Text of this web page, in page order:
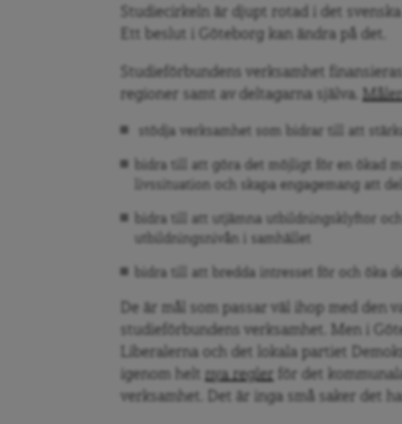
Studiecirkeln är djupt rotad i det svenska
Ett beslut i Göteborg kan ändra på det.
Studieförbundens verksamhet
regioner samt av deltagarna själva. M
stödja verksamhet som bidrar till att
bidra till att göra det möjligt för en ökad
livssituation och skapa engagemang att
bidra till att utjämna utbildningsklyftor
utbildningsnivån i samhället
bidra till att bredda intresset för och öka
De
är mål som passar väl ihop med den
studieförbundens verksamhet.
Men i
Liberalerna och det lokala partiet
igenom helt
nya regler
för det
verksamhet. Det är inga små saker det